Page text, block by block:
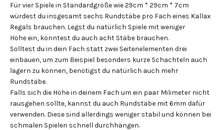
Für vier Spiele in Standardgröße wie 29cm * 29cm * 7cm
würdest du insgesamt sechs Rundstäbe pro Fach eines Kallax
Regals brauchen. Legst du natürlich Spiele mit weniger
Höhe ein, könntest du auch acht Stäbe brauchen.
Solltest du in dein Fach statt zwei Seitenelementen drei
einbauen, um zum Beispiel besonders kurze Schachteln auch
lagern zu können, benötigst du natürlich auch mehr
Rundstäbe.
Falls sich die Höhe in deinem Fach um ein paar Milimeter nicht
rausgehen sollte, kannst du auch Rundstäbe mit 6mm dafür
verwenden. Diese sind allerdings weniger stabil und können bei
schmalen Spielen schnell durchhängen.